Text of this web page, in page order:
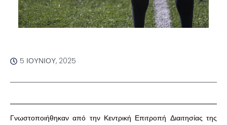
5 ΙΟΥΝΊΟΥ, 2025
Γνωστοποιήθηκαν από την Κεντρική Επιτροπή Διαιτησίας της